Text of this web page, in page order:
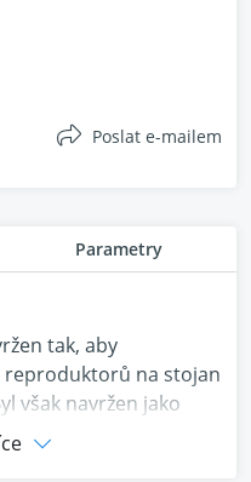
Poslat e-mailem
Parametry
tak, aby
na stojan
však navržen jako
Gold 50 6G , Gold 100